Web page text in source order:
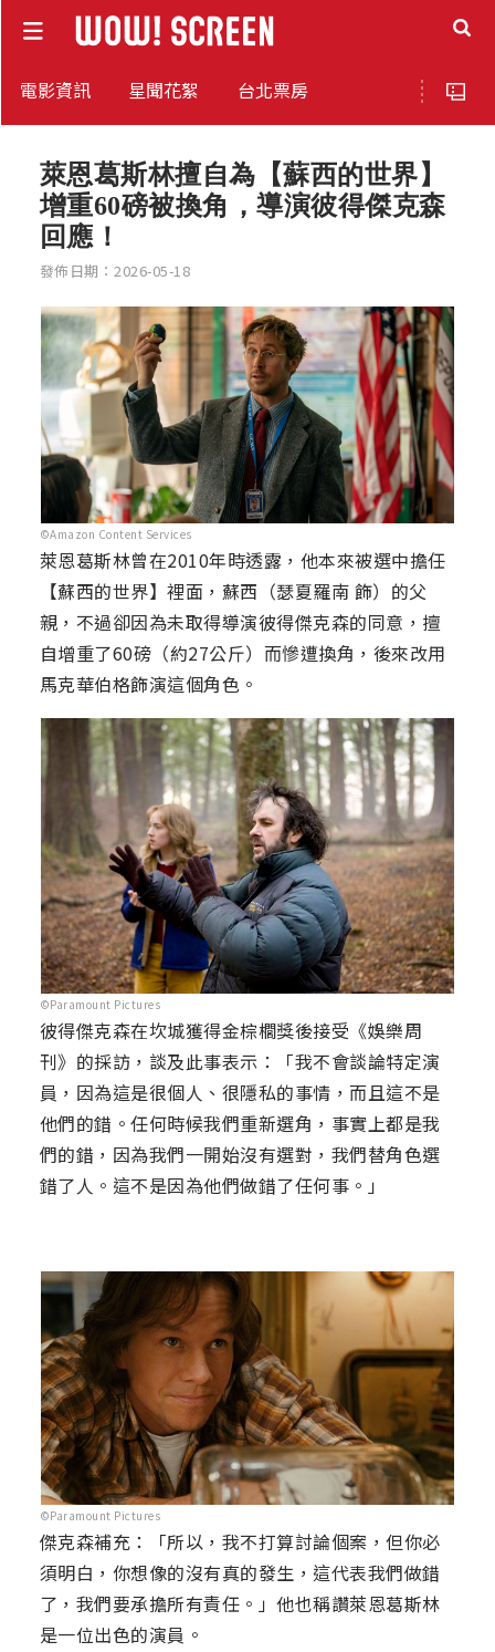
電影資訊 星聞花絮 台北票房
萊恩葛斯林擅自為【蘇西的世界】
增重60磅被換角，導演彼得傑克森
回應！
發佈日期：2026-05-18
©Amazon Content Services
萊恩葛斯林曾在2010年時透露，他本來被選中擔任
【蘇西的世界】裡面，蘇西（瑟夏羅南 飾）的父
親，不過卻因為未取得導演彼得傑克森的同意，擅
自增重了60磅（約27公斤）而慘遭換角，後來改用
馬克華伯格飾演這個角色。
©Paramount Pictures
彼得傑克森在坎城獲得金棕櫚獎後接受《娛樂周
刊》的採訪，談及此事表示：「我不會談論特定演
員，因為這是很個人、很隱私的事情，而且這不是
他們的錯。任何時候我們重新選角，事實上都是我
們的錯，因為我們一開始沒有選對，我們替角色選
錯了人。這不是因為他們做錯了任何事。」
©Paramount Pictures
傑克森補充：「所以，我不打算討論個案，但你必
須明白，你想像的沒有真的發生，這代表我們做錯
了，我們要承擔所有責任。」他也稱讚萊恩葛斯林
是一位出色的演員。